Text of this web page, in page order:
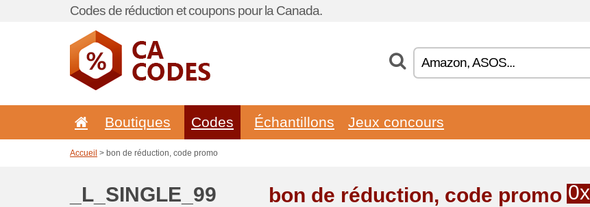
Codes de réduction et coupons pour la Canada.
Boutiques Codes Échantillons Jeux concours
Accueil > bon de réduction, code promo
_L_SINGLE_99 bon de réduction, code promo 0x